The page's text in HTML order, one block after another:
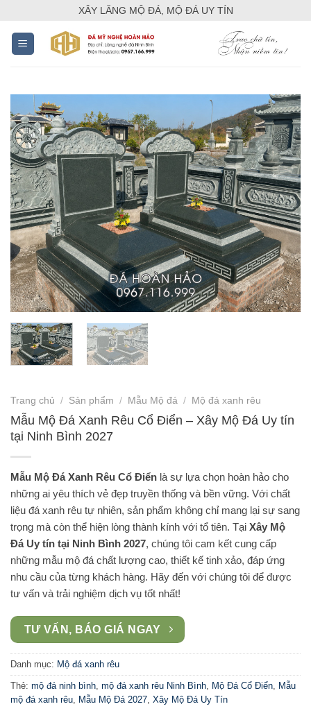
content
XÂY LĂNG MỘ ĐÁ, MỘ ĐÁ UY TÍN
Trang chủ / Sản phẩm / Mẫu Mộ đá / Mộ đá xanh rêu
Mẫu Mộ Đá Xanh Rêu Cổ Điển – Xây Mộ Đá Uy tín
tại Ninh Bình 2027
Mẫu Mộ Đá Xanh Rêu Cổ Điển là sự lựa chọn hoàn hảo cho
những ai yêu thích vẻ đẹp truyền thống và bền vững. Với chất
liệu đá xanh rêu tự nhiên, sản phẩm không chỉ mang lại sự sang
trọng mà còn thể hiện lòng thành kính với tổ tiên. Tại Xây Mộ
Đá Uy tín tại Ninh Bình 2027, chúng tôi cam kết cung cấp
những mẫu mộ đá chất lượng cao, thiết kế tinh xảo, đáp ứng
nhu cầu của từng khách hàng. Hãy đến với chúng tôi để được
tư vấn và trải nghiệm dịch vụ tốt nhất!
TƯ VẤN, BÁO GIÁ NGAY
Danh mục: Mộ đá xanh rêu
Thẻ: mộ đá ninh bình, mộ đá xanh rêu Ninh Bình, Mộ Đá Cổ Điển, Mẫu
mộ đá xanh rêu, Mẫu Mộ Đá 2027, Xây Mộ Đá Uy Tín